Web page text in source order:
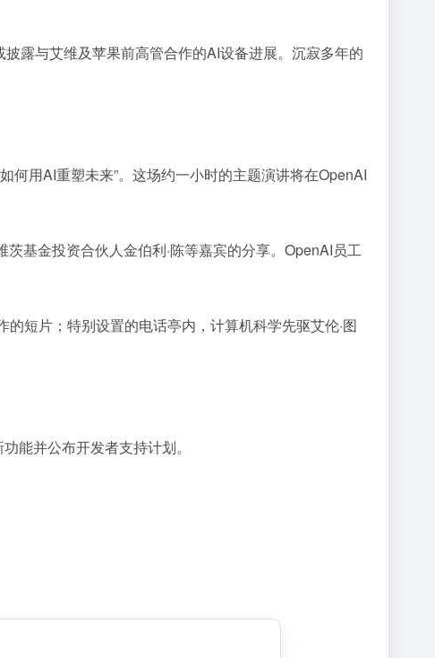
露与艾维及苹果前高管合作的AI设备进展。沉寂多年的
何用AI重塑未来”。这场约一小时的主题演讲将在OpenAI
基金投资合伙人金伯利·陈等嘉宾的分享。OpenAI员工
短片；特别设置的电话亭内，计算机科学先驱艾伦·图
能并公布开发者支持计划。